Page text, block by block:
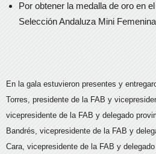
Por obtener la medalla de oro en
Selección Andaluza Mini
En la gala estuvieron presentes y
Torres, presidente de la FAB y
vicepresidente de la FAB y delegado
Bandrés, vicepresidente de la FAB y
Cara, vicepresidente de la FAB y